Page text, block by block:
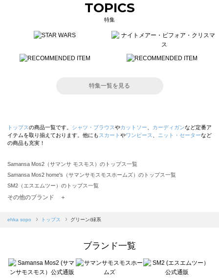
TOPICS
特集
特集一覧を見る
トップスの商品一覧です。 シャツ・ブラウスやカットソー カーディガンなど定番ア
イテムを取り揃えております。他にも スカート やワンピース ニット・セーターなど
の商品も充実！
Samansa Mos2（サマンサ モスモス）のトップス一覧
Samansa Mos2 home's（サマンサモスモスホームズ）のトップス一覧
SM2（エスエムツー）のトップス一覧
TSUHARU by Samansa Mos2（ツハルバイサマンサモスモス）のトップス一覧
Samansa Mos2 blue（サマンサモスモス ブルー）のトップス一覧
sō4ū（ソウフォーユー）のトップス一覧
Te chichi（テチチ）のトップス一覧
Te chichi CLASSIC（テチチ クラシック）のトップス一覧
その他のブランド ＋
ehka sopo トップス グリーン/緑系
ブランド一覧